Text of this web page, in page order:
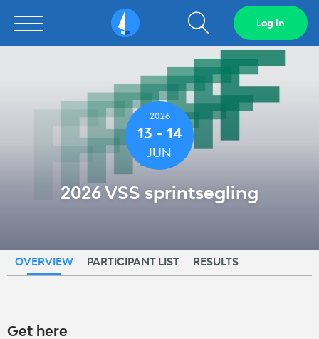
Sailarena Show
search
field
Log in
2026
13 - 14
JUN
2026 VSS sprintsegling
OVERVIEW PARTICIPANT LIST RESULTS
Get here